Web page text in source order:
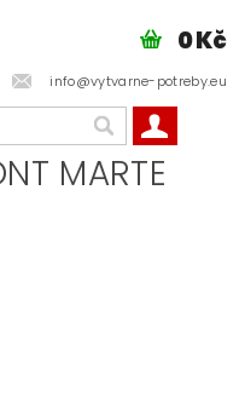
info@vytvarne-potreby.eu
0 Kč
MARTE